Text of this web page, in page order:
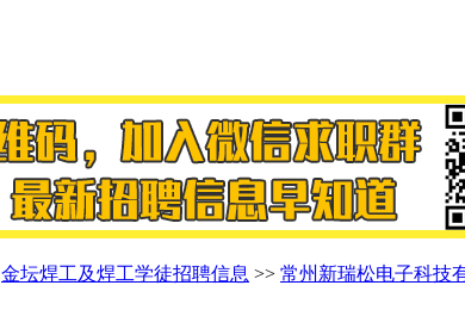
金坛焊工及焊工学徒招聘信息 >> 常州新瑞松电子科技